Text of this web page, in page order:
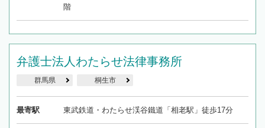
階
弁護士法人わたらせ法律事務所
群馬県 桐生市
最寄駅 東武鉄道・わたらせ渓谷鐵道「相老駅」徒歩17分